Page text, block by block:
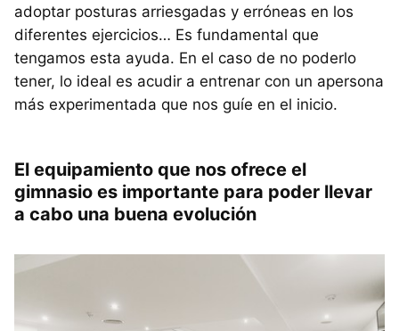
adoptar posturas arriesgadas y erróneas en los
diferentes ejercicios… Es fundamental que
tengamos esta ayuda. En el caso de no poderlo
tener, lo ideal es acudir a entrenar con un apersona
más experimentada que nos guíe en el inicio.
El equipamiento que nos ofrece el
gimnasio es importante para poder llevar
a cabo una buena evolución